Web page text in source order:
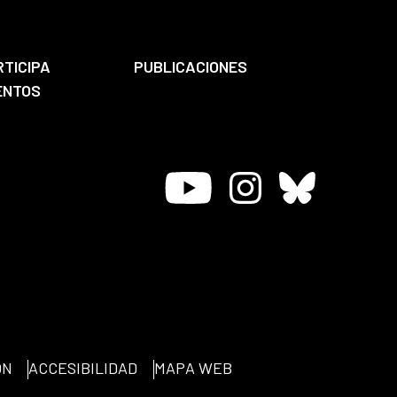
PUBLICACIONES
Youtube InstagramBluesky
ACCESIBILIDAD MAPA WEB